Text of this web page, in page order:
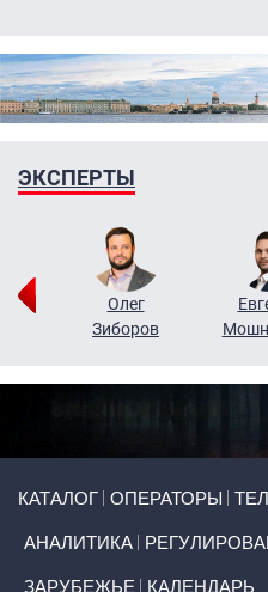
ЭКСПЕРТЫ
Олег
Зиборов
КАТАЛОГ ОПЕРАТОРЫ
АНАЛИТИКА
ЗАРУБЕЖЬЕ КАЛЕНДАРЬ